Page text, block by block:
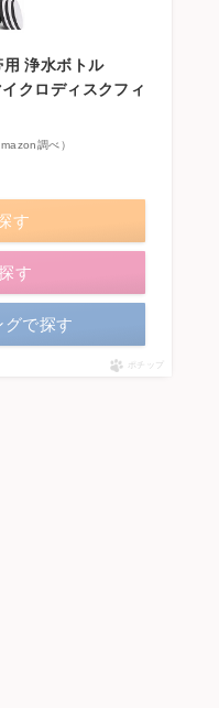
浄水ボトル
クロディスクフィ
調べ）
す
す
グで探す
ポチップ